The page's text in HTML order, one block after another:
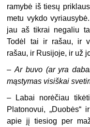
ramybė iš tiesų
metu vykdo
jau aš tikrai negaliu
Todėl tai ir rašau, ir
rašau, ir Rusijoje, ir už
–Ar buvo (ar yra
mąstymas visiškai
– Labai norėčiau
Platonovui, „Duobės“
apie jį tiesiog per